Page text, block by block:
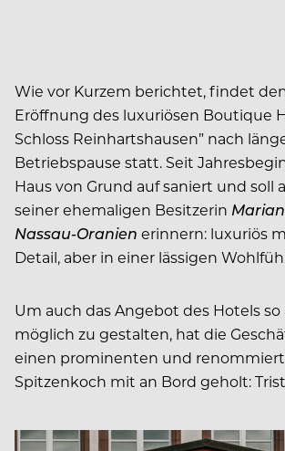
Wie vor Kurzem berichtet, findet
Eröffnung des luxuriösen Boutique
Schloss Reinhartshausen” nach
Betriebspause statt. Seit
Haus von Grund auf saniert und soll
seiner ehemaligen Besitzerin
Nassau-Oranien erinnern: luxuriös
Detail, aber in einer lässigen
Um auch das Angebot des Hotels
möglich zu gestalten, hat die
einen prominenten und
Spitzenkoch mit an Bord geholt: